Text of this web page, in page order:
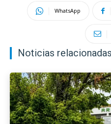
WhatsApp
Noticias relacionadas